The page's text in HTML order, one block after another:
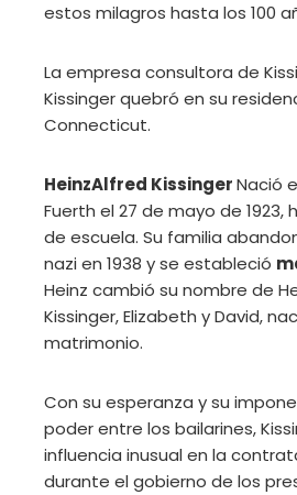
estos milagros hasta los 100
La empresa consultora de
Kissinger quebró en su
Connecticut.
HeinzAlfred KissingerNació
Fuerth el 27 de mayo de 1923,
de escuela. Su familia
nazi en 1938 y se estableció
Heinz cambió su nombre de
Kissinger, Elizabeth y David,
matrimonio.
Con su esperanza y su
poder entre los bailarines,
influencia inusual en la
durante el gobierno de los